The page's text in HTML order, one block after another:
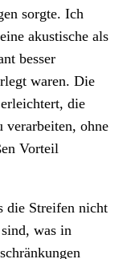
sorgte. Ich
akustische als
besser
waren. Die
die
verarbeiten, ohne
Vorteil
die Streifen nicht
was in